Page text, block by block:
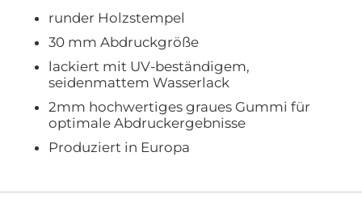
runder Holzstempel
30 mm Abdruckgröße
lackiert mit UV-beständigem,
seidenmattem Wasserlack
2mm hochwertiges graues Gummi für
optimale Abdruckergebnisse
Produziert in Europa